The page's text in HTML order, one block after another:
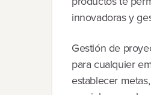
innovadoras y
Gestión de
para cualquier
establecer